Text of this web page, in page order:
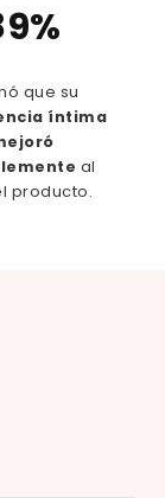
que su
íntima
al
producto.